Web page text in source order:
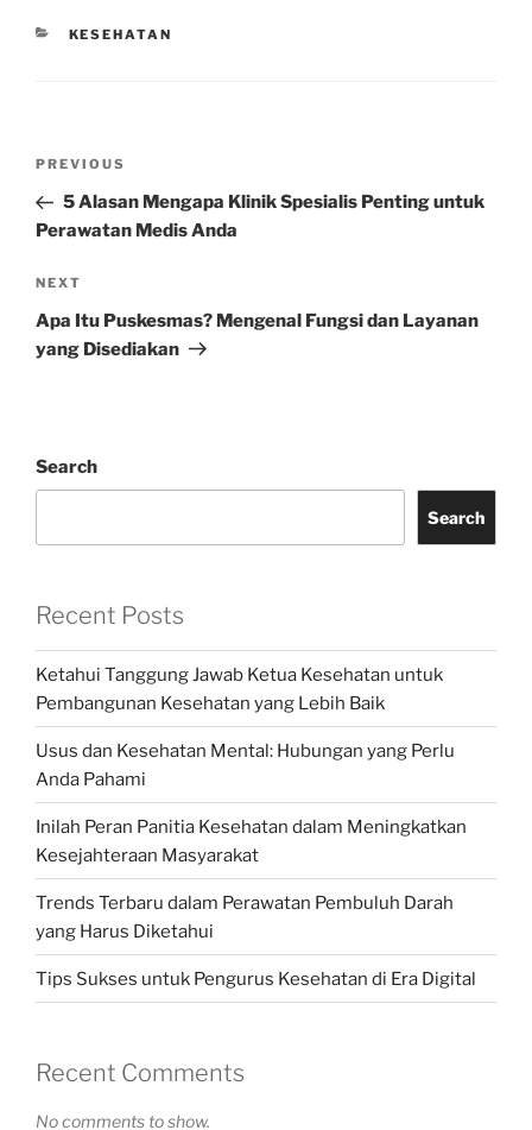
CATEGORIES
KESEHATAN
Previous
Post
PREVIOUS
5 Alasan Mengapa Klinik Spesialis Penting untuk
Perawatan Medis Anda
Next
Post
NEXT
Apa Itu Puskesmas? Mengenal Fungsi dan Layanan
yang Disediakan
Search
Search
Recent Posts
Ketahui Tanggung Jawab Ketua Kesehatan untuk
Pembangunan Kesehatan yang Lebih Baik
Usus dan Kesehatan Mental: Hubungan yang Perlu
Anda Pahami
Inilah Peran Panitia Kesehatan dalam Meningkatkan
Kesejahteraan Masyarakat
Trends Terbaru dalam Perawatan Pembuluh Darah
yang Harus Diketahui
Tips Sukses untuk Pengurus Kesehatan di Era Digital
Recent Comments
No comments to show.